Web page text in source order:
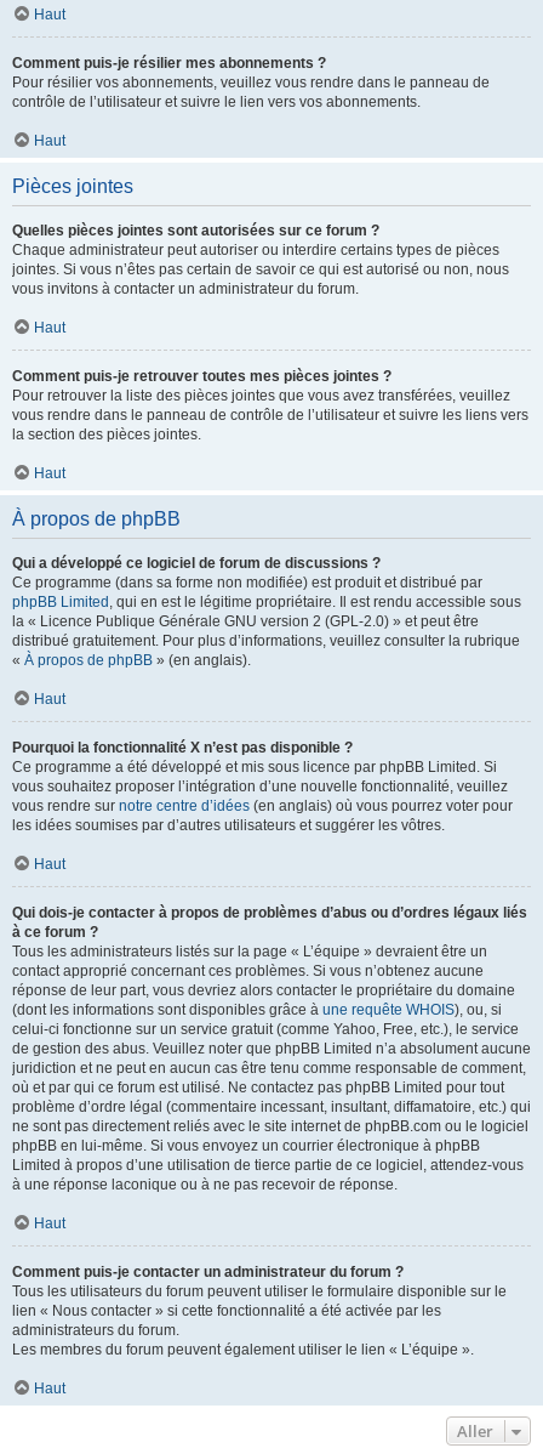
Haut
Comment puis-je résilier mes abonnements ?
Pour résilier vos abonnements, veuillez vous rendre dans le panneau de
contrôle de l’utilisateur et suivre le lien vers vos abonnements.
Haut
Pièces jointes
Quelles pièces jointes sont autorisées sur ce forum ?
Chaque administrateur peut autoriser ou interdire certains types de pièces
jointes. Si vous n’êtes pas certain de savoir ce qui est autorisé ou non, nous
vous invitons à contacter un administrateur du forum.
Haut
Comment puis-je retrouver toutes mes pièces jointes ?
Pour retrouver la liste des pièces jointes que vous avez transférées, veuillez
vous rendre dans le panneau de contrôle de l’utilisateur et suivre les liens vers
la section des pièces jointes.
Haut
À propos de phpBB
Qui a développé ce logiciel de forum de discussions ?
Ce programme (dans sa forme non modifiée) est produit et distribué par
phpBB Limited , qui en est le légitime propriétaire. Il est rendu accessible sous
la « Licence Publique Générale GNU version 2 (GPL-2.0) » et peut être
distribué gratuitement. Pour plus d’informations, veuillez consulter la rubrique
« À propos de phpBB » (en anglais).
Haut
Pourquoi la fonctionnalité X n’est pas disponible ?
Ce programme a été développé et mis sous licence par phpBB Limited. Si
vous souhaitez proposer l’intégration d’une nouvelle fonctionnalité, veuillez
vous rendre sur notre centre d’idées (en anglais) où vous pourrez voter pour
les idées soumises par d’autres utilisateurs et suggérer les vôtres.
Haut
Qui dois-je contacter à propos de problèmes d’abus ou d’ordres légaux liés
à ce forum ?
Tous les administrateurs listés sur la page « L’équipe » devraient être un
contact approprié concernant ces problèmes. Si vous n’obtenez aucune
réponse de leur part, vous devriez alors contacter le propriétaire du domaine
(dont les informations sont disponibles grâce à une requête WHOIS), ou, si
celui-ci fonctionne sur un service gratuit (comme Yahoo, Free, etc.), le service
de gestion des abus. Veuillez noter que phpBB Limited n’a absolument aucune
juridiction et ne peut en aucun cas être tenu comme responsable de comment,
où et par qui ce forum est utilisé. Ne contactez pas phpBB Limited pour tout
problème d’ordre légal (commentaire incessant, insultant, diffamatoire, etc.) qui
ne sont pas directement reliés avec le site internet de phpBB.com ou le logiciel
phpBB en lui-même. Si vous envoyez un courrier électronique à phpBB
Limited à propos d’une utilisation de tierce partie de ce logiciel, attendez-vous
à une réponse laconique ou à ne pas recevoir de réponse.
Haut
Comment puis-je contacter un administrateur du forum ?
Tous les utilisateurs du forum peuvent utiliser le formulaire disponible sur le
lien « Nous contacter » si cette fonctionnalité a été activée par les
administrateurs du forum.
Les membres du forum peuvent également utiliser le lien « L’équipe ».
Haut
Aller